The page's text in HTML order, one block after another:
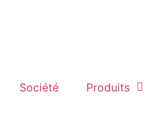
Société Produits